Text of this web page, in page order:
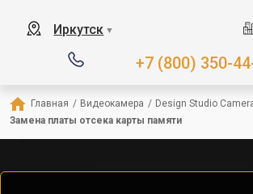
Иркутск ▼
+7 (800) 350-
Главная / Видеокамера / Design Studio
Замена платы отсека карты памяти